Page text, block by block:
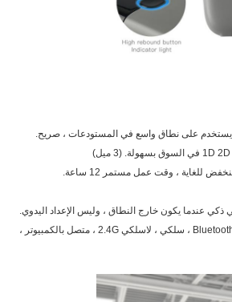
☆ الوضع: Bluetooth (HID ، SPP ، BLE) ، سلكي ، لاسلكي 2.4G ، متصل بالكمبيوتر ،